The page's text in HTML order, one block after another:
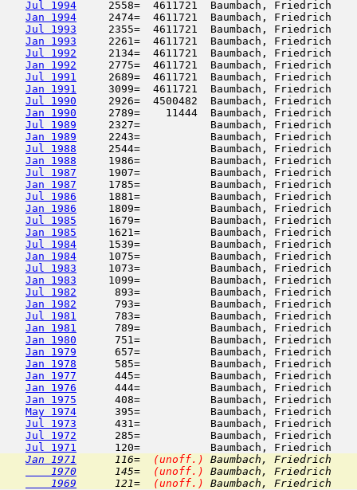
Jul 1994
2558=  4611721  Baumbach,
Jan 1994
2474=  4611721  Baumbach,
Jul 1993
2355=  4611721  Baumbach,
Jan 1993
2261=  4611721  Baumbach,
Jul 1992
2134=  4611721  Baumbach, Friedrich
Jan 1992
2775=  4611721  Baumbach,
Jul 1991
2689=  4611721  Baumbach, Friedrich
Jan 1991
3099=  4611721  Baumbach,
Jul 1990
2926=  4500482  Baumbach,
Jan 1990
2789=    11444  Baumbach,
Jul 1989
2327=           Baumbach,
Jan 1989
2243=           Baumbach, Friedrich
Jul 1988
2544=           Baumbach, Friedrich
Jan 1988
1986=           Baumbach,
Jul 1987
1907=           Baumbach,
Jan 1987
1785=           Baumbach, Friedrich
Jul 1986
1881=           Baumbach,
Jan 1986
1809=           Baumbach,
Jul 1985
1679=           Baumbach,
Jan 1985
1621=           Baumbach,
Jul 1984
1539=           Baumbach, Friedrich
Jan 1984
1075=           Baumbach,
Jul 1983
1073=           Baumbach,
Jan 1983
1099=           Baumbach, Friedrich
Jul 1982
893=           Baumbach, Friedrich
Jan 1982
793=           Baumbach,
Jul 1981
783=           Baumbach,
Jan 1981
789=           Baumbach,
Jan 1980
751=           Baumbach, Friedrich
Jan 1979
657=           Baumbach,
Jan 1978
585=           Baumbach, Friedrich
Jan 1977
445=           Baumbach, Friedrich
Jan 1976
444=           Baumbach, Friedrich
Jan 1975
408=           Baumbach,
May 1974
395=           Baumbach, Friedrich
Jul 1973
431=           Baumbach, Friedrich
Jul 1972
285=           Baumbach, Friedrich
Jul 1971
Jan 1971
      116=
(unoff.)
Baumbach,
    1970
      145=
(unoff.)
Baumbach,
    1969
      121=
(unoff.) Baumbach,